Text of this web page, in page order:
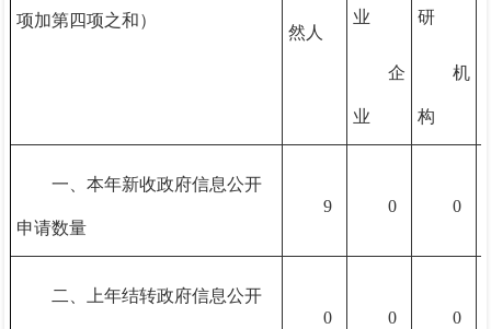
项加第四项之和）
然人
业
企
业
研
机
构
一、本年新收政府信息公开
申请数量
9 0 0
二、上年结转政府信息公开
0 0 0